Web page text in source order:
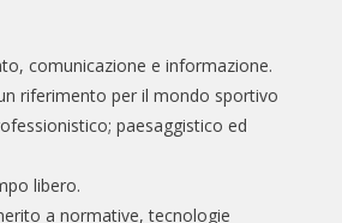
comunicazione e informazione.
riferimento per il mondo sportivo
paesaggistico ed
libero.
a normative, tecnologie